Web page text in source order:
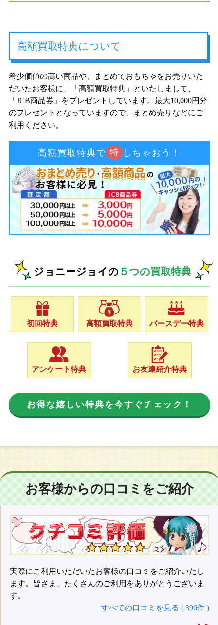
高額買取特典について
希少価値の高い商品や、まとめておもちゃをお売りいた
だいたお客様に、「高額買取特典」といたしまして、
「JCB商品券」をプレゼントしています。最大10,000円分
のプレゼントとなっていますので、まとめ売りなどにご
利用ください。
高額買取特典で 特 しちゃおう！
ジョニージョイの ５つの買取特典
初回特典 高額買取特典 バースデー特典
アンケート特典 お友達紹介特典
お得な嬉しい特典を今すぐチェック！
お客様からの口コミをご紹介
実際にご利用いただいたお客様の口コミをご紹介いたし
ます。皆さま、たくさんのご利用をありがとうございま
す。
すべての口コミを見る ( 396件 )